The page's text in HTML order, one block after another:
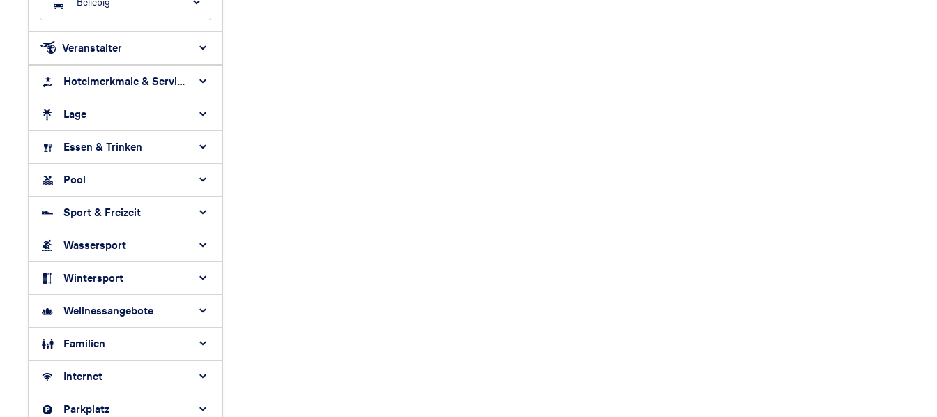
Veranstalter
Hotelmerkmale & Services
Lage
Essen & Trinken
Pool
Sport & Freizeit
Wassersport
Wintersport
Wellnessangebote
Familien
Internet
Parkplatz